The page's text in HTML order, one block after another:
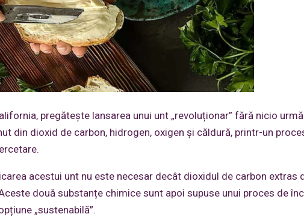
pregătește lansarea unui unt „revoluționar” fără nicio
din dioxid de carbon, hidrogen, oxigen și căldură, printr-un
acestui unt nu este necesar decât dioxidul de carbon extras
două substanțe chimice sunt apoi supuse unui proces de
„sustenabilă”.